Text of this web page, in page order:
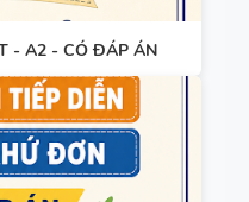
- A2 - CÓ ĐÁP ÁN